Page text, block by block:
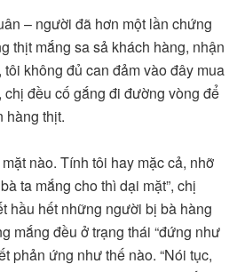
– người đã hơn một lần chứng
thịt mắng sa sả khách hàng, nhận
tôi không đủ can đảm vào đây mua
chị đều cố gắng đi đường vòng để
hàng thịt.
nào. Tính tôi hay mặc cả, nhỡ
ta mắng cho thì dại mặt”, chị
hầu hết những người bị bà hàng
mắng đều ở trạng thái “đứng như
phản ứng như thế nào. “Nói tục,